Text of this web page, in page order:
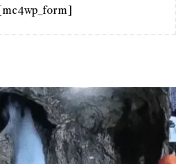
[mc4wp_form]